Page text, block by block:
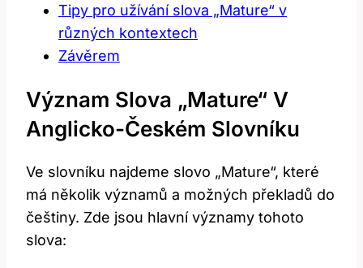
Tipy pro užívání slova „Mature“ v
různých kontextech
Závěrem
Význam Slova „Mature“ V
Anglicko-Českém Slovníku
Ve slovníku najdeme slovo „Mature“, které
má několik významů a možných překladů do
češtiny. Zde jsou hlavní významy tohoto
slova: